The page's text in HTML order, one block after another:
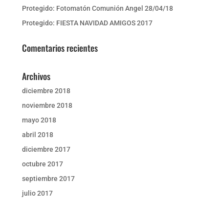
Protegido: Fotomatón Comunión Angel 28/04/18
Protegido: FIESTA NAVIDAD AMIGOS 2017
Comentarios recientes
Archivos
diciembre 2018
noviembre 2018
mayo 2018
abril 2018
diciembre 2017
octubre 2017
septiembre 2017
julio 2017